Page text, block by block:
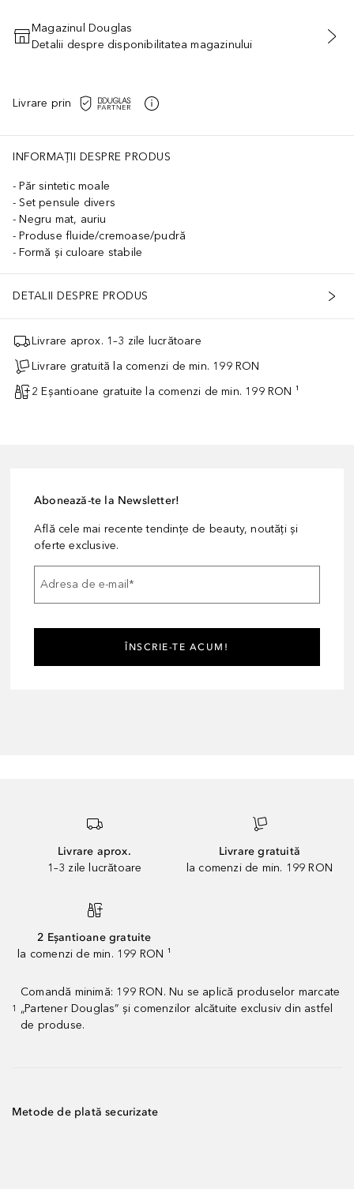
ADĂUGAȚI ÎN COŞ
Magazinul Douglas
Detalii despre disponibilitatea magazinului
Livrare prin
INFORMAȚII DESPRE PRODUS
Păr sintetic moale
Set pensule divers
Negru mat, auriu
Produse fluide/cremoase/pudră
Formă și culoare stabile
DETALII DESPRE PRODUS
Livrare aprox. 1–3 zile lucrătoare
Livrare gratuită la comenzi de min. 199 RON
2 Eșantioane gratuite la comenzi de min. 199 RON ¹
Abonează-te la Newsletter!
Află cele mai recente tendințe de beauty, noutăți și
oferte exclusive.
Adresa de e-mail*
ÎNSCRIE-TE ACUM!
Livrare aprox.
1–3 zile lucrătoare
Livrare gratuită
la comenzi de min. 199 RON
2 Eșantioane gratuite
la comenzi de min. 199 RON ¹
1
Comandă minimă: 199 RON. Nu se aplică produselor marcate
„Partener Douglas” și comenzilor alcătuite exclusiv din astfel
de produse.
Metode de plată securizate